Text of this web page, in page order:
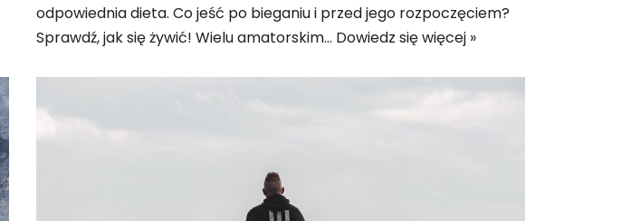
odpowiednia dieta. Co jeść po bieganiu i przed jego rozpoczęciem?
Sprawdź, jak się żywić! Wielu amatorskim… Dowiedz się więcej »